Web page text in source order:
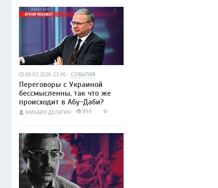
08.02.2026 23:00 СОБЫТИЯ
Переговоры с Украиной
бессмысленны, так что же
происходит в Абу-Даби?
МИХАИЛ ДЕЛЯГИН 894